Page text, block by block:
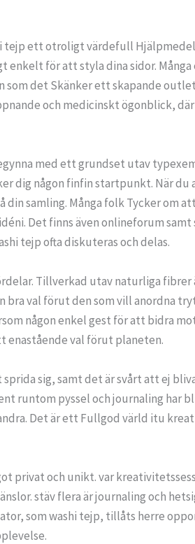
ett otroligt värdefull
för att styla dina sidor.
det Skänker ett skapande
och medicinskt ögonblick,
med ett grundset utav
dig någon finfin startpunkt. När du
samling. Många folk Tycker om
Det finns även onlineforum samt
tejp ofta diskuteras och delas.
Tillverkad utav naturliga fibrer
val förut den som vill anordna
någon enkel gest för att bidra
enastående val förut planeten.
sig, samt det är svårt att ej
runtom pyssel och journaling har
Det är ett Fullgod värld itu
privat och unikt. var
stäv flera är journaling och
som washi tejp, tillåts herre